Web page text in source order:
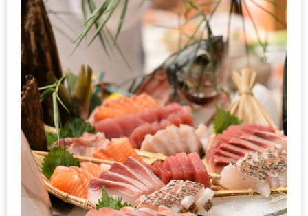
ชั่น
สำหรับ
คน
รัก
บ้าน
มากมาย
MAPS
MY
ACCOUNT